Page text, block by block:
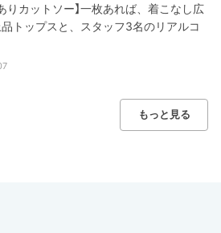
りカットソー】一枚あれば、着こなし広
トップスと、スタッフ3名のリアルコ
もっと見る